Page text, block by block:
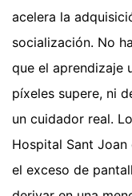
acelera la
socialización. No
que el aprendizaje
píxeles supere, ni
un cuidador real.
Hospital Sant
el exceso de